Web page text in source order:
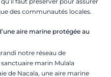
des communautés locales.
aire marine protégée au
notre réseau de
sanctuaire marin Mulala
de Nacala, une aire marine